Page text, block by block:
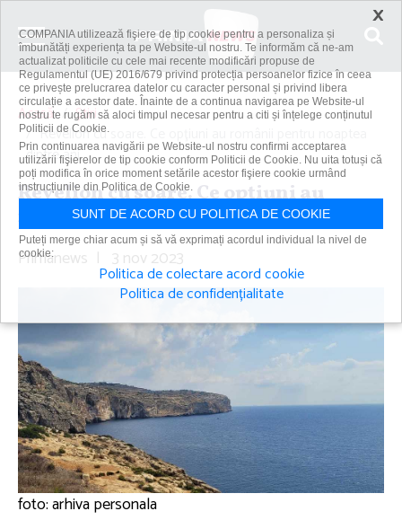
Acasă
Știri
Revelion cu soare. Ce opţiuni au românii pentru noaptea
dintre ani
Revelion cu soare. Ce opţiuni au
românii pentru noaptea dintre ani
Primanews | 3 nov 2023
foto: arhiva personala
×
COMPANIA utilizează fişiere de tip cookie pentru a personaliza și
îmbunătăți experiența ta pe Website-ul nostru. Te informăm că ne-am
actualizat politicile cu cele mai recente modificări propuse de
Regulamentul (UE) 2016/679 privind protecția persoanelor fizice în ceea
ce privește prelucrarea datelor cu caracter personal și privind libera
circulație a acestor date. Înainte de a continua navigarea pe Website-ul
nostru te rugăm să aloci timpul necesar pentru a citi și înțelege conținutul
Politicii de Cookie.
Prin continuarea navigării pe Website-ul nostru confirmi acceptarea
utilizării fişierelor de tip cookie conform Politicii de Cookie. Nu uita totuși că
poți modifica în orice moment setările acestor fişiere cookie urmând
instrucțiunile din Politica de Cookie.
SUNT DE ACORD CU POLITICA DE COOKIE
Puteți merge chiar acum și să vă exprimați acordul individual la nivel de
cookie:
Politica de colectare acord cookie
Politica de confidențialitate